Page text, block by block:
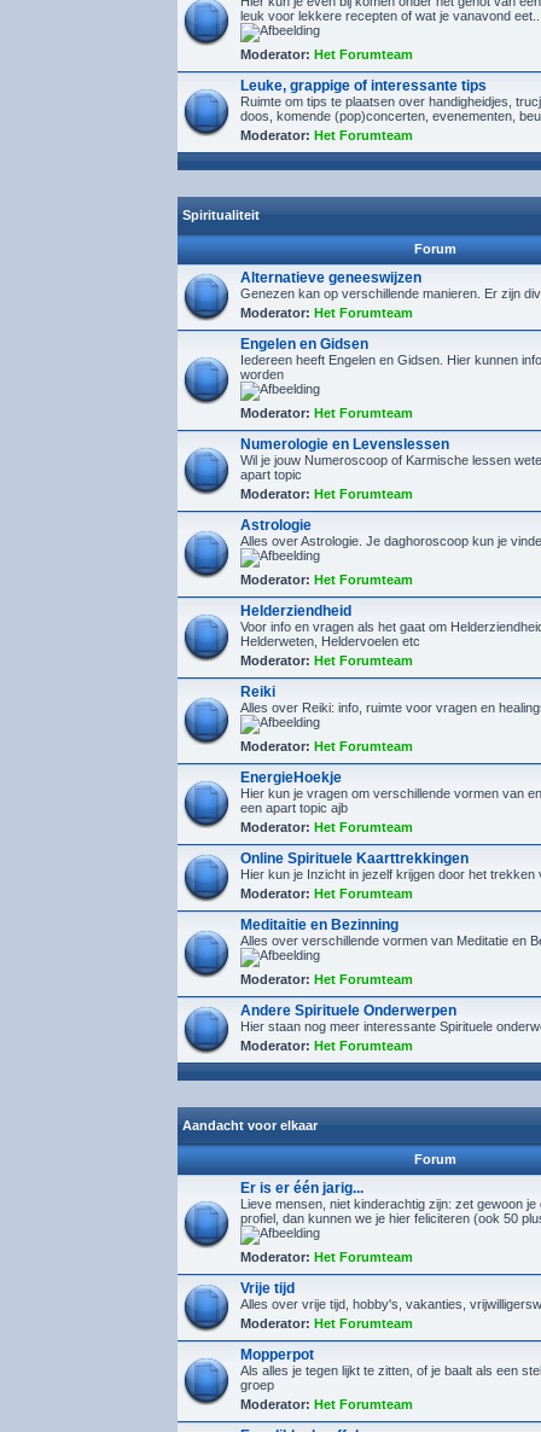
leuk voor lekkere recepten of wat je vanavond
Moderator: Het Forumteam
Leuke, grappige of interessante tips
Ruimte om tips te plaatsen over handigheidjes,
doos, komende (pop)concerten, evenementen,
Moderator: Het Forumteam
Spiritualiteit
Forum
Alternatieve geneeswijzen
Genezen kan op verschillende manieren. Er zijn
Moderator: Het Forumteam
Engelen en Gidsen
Iedereen heeft Engelen en Gidsen. Hier kunnen
worden
Moderator: Het Forumteam
Numerologie en Levenslessen
Wil je jouw Numeroscoop of Karmische lessen
apart topic
Moderator: Het Forumteam
Astrologie
Alles over Astrologie. Je daghoroscoop kun je
Moderator: Het Forumteam
Helderziendheid
Voor info en vragen als het gaat om
Helderweten, Heldervoelen etc
Moderator: Het Forumteam
Reiki
Alles over Reiki: info, ruimte voor vragen en
Moderator: Het Forumteam
EnergieHoekje
Hier kun je vragen om verschillende vormen van
een apart topic ajb
Moderator: Het Forumteam
Online Spirituele Kaarttrekkingen
Hier kun je Inzicht in jezelf krijgen door het trekken
Moderator: Het Forumteam
Meditaitie en Bezinning
Alles over verschillende vormen van Meditatie en
Moderator: Het Forumteam
Andere Spirituele Onderwerpen
Hier staan nog meer interessante Spirituele
Moderator: Het Forumteam
Aandacht voor elkaar
Forum
Er is er één jarig...
Lieve mensen, niet kinderachtig zijn: zet gewoon je
profiel, dan kunnen we je hier feliciteren (ook 50
Moderator: Het Forumteam
Vrije tijd
Alles over vrije tijd, hobby's, vakanties,
Moderator: Het Forumteam
Mopperpot
Als alles je tegen lijkt te zitten, of je baalt als een
groep
Moderator: Het Forumteam